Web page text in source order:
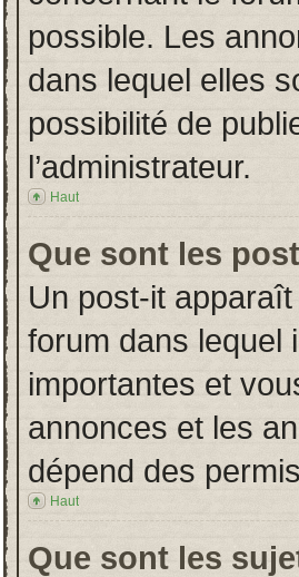
possible. Les
dans lequel elles
possibilité de
l’administrateur.
Haut
Que sont les
Un post-it
forum dans lequel
importantes et
annonces et les
dépend des
Haut
Que sont les